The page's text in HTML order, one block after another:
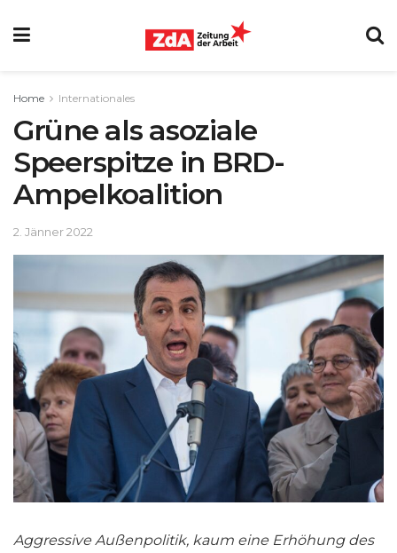
Home Internationales
Grüne als asoziale
Speerspitze in BRD-
Ampelkoalition
2. Jänner 2022
Aggressive Außenpolitik, kaum eine Erhöhung des